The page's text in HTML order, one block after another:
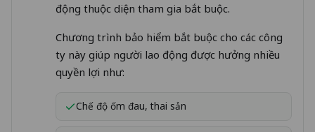
động thuộc diện tham gia bắt buộc.
Chương trình bảo hiểm bắt buộc cho các công
ty này giúp người lao động được hưởng nhiều
quyền lợi như:
Chế độ ốm đau, thai sản